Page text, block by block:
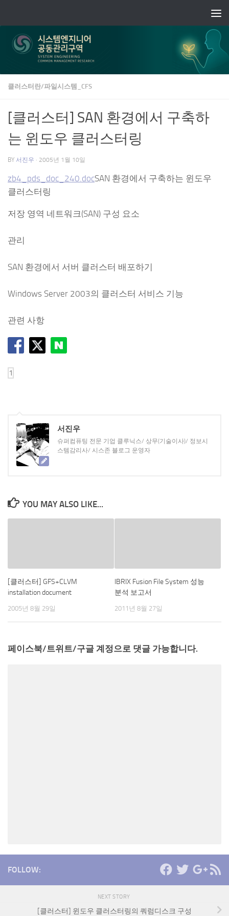
클러스터란/파일시스템_CFS
[클러스터] SAN 환경에서 구축하
는 윈도우 클러스터링
BY 서진우 · 2005년 1월 10일
zb4_pds_doc_240.docSAN 환경에서 구축하는 윈도우
클러스터링
저장 영역 네트워크(SAN) 구성 요소
관리
SAN 환경에서 서버 클러스터 배포하기
Windows Server 2003의 클러스터 서비스 기능
관련 사항
서진우
슈퍼컴퓨팅 전문 기업 클루닉스/ 상무(기술이사)/ 정보시
스템감리사/ 시스존 블로그 운영자
YOU MAY ALSO LIKE...
[클러스터] GFS+CLVM
installation document
2005년 8월 29일
IBRIX Fusion File System 성능
분석 보고서
2011년 8월 27일
페이스북/트위트/구글 계정으로 댓글 가능합니다.
FOLLOW:
NEXT STORY
[클러스터] 윈도우 클러스터링의 쿼럼디스크 구성